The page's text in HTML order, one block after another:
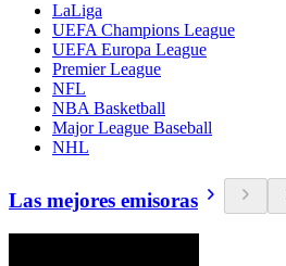
LaLiga
UEFA Champions League
UEFA Europa League
Premier League
NFL
NBA Basketball
Major League Baseball
NHL
Las mejores emisoras